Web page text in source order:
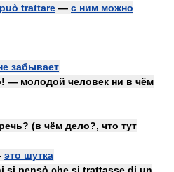
trattare — с ним можно
забывает
— молодой человек ни в чём
(в чём дело?, что тут
это шутка